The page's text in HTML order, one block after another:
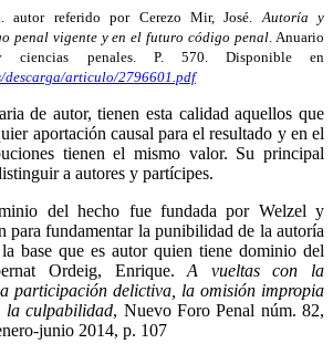
autor referido por Cerezo Mir, José. Autoría y
penal vigente y en el futuro código penal . Anuario
penales. P. 570. Disponible en
articulo/2796601.pdf
de autor, tienen esta calidad aquellos que
aportación causal para el resultado y en el
tienen el mismo valor. Su principal
a autores y partícipes.
del hecho fue fundada por Welzel y
para fundamentar la punibilidad de la autoría
base que es autor quien tiene dominio del
Ordeig, Enrique.A vueltas con la
participación delictiva, la omisión impropia
la culpabilidad, Nuevo Foro Penal núm. 82,
junio 2014, p. 107